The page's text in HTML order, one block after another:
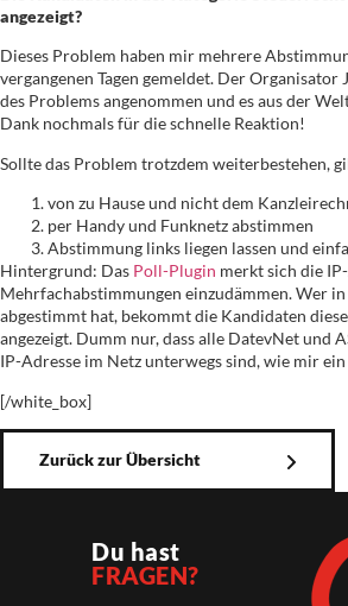
angezeigt?
Dieses Problem haben mir mehrere
vergangenen Tagen gemeldet. Der Organisator
des Problems angenommen und es aus der
Dank nochmals für die schnelle Reaktion!
Sollte das Problem trotzdem weiterbestehen,
von zu Hause und nicht dem
per Handy und Funknetz abstimmen
Abstimmung links liegen lassen und
Hintergrund: Das Poll-Plugin merkt sich die
Mehrfachabstimmungen einzudämmen. Wer
abgestimmt hat, bekommt die Kandidaten
angezeigt. Dumm nur, dass alle DatevNet und
IP-Adresse im Netz unterwegs sind, wie mir
[/white_box]
Zurück zur Übersicht
Du hast
FRAGEN?